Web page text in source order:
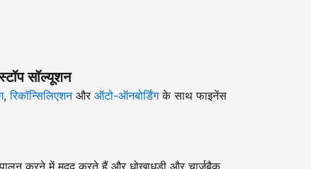
सॉल्यूशन
,रिकॉन्सिलिएशनऔर ऑटो-ऑनबोर्डिंगके साथ फाइनेंस
करने में मदद करते हैं और धोखाधड़ी और चार्जबैक